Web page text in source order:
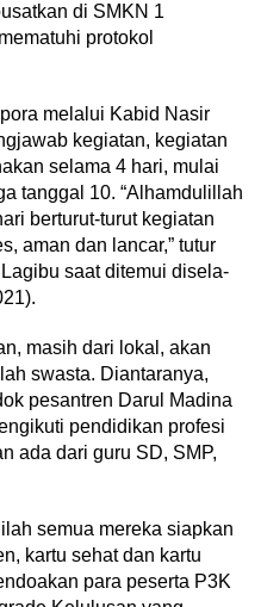
di SMKN 1
protokol
melalui Kabid Nasir
kegiatan, kegiatan
selama 4 hari, mulai
tanggal 10. “Alhamdulillah
berturut-turut kegiatan
aman dan lancar,” tutur
saat ditemui disela-
masih dari lokal, akan
swasta. Diantaranya,
pesantren Darul Madina
pendidikan profesi
ada dari guru SD, SMP,
semua mereka siapkan
kartu sehat dan kartu
para peserta P3K